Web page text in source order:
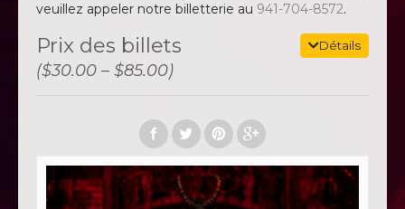
veuillez appeler notre billetterie au 941-704-8572.
Détails
Prix ​​des billets
($30.00 – $85.00)